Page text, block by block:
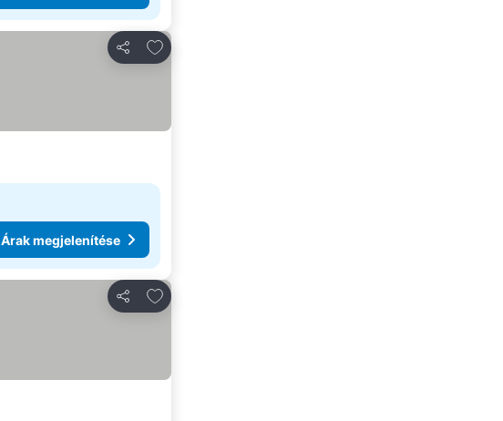
Megosztás
Hozzáadás a kedvencekhez
Árak megjelenítése
Megosztás
Hozzáadás a kedvencekhez